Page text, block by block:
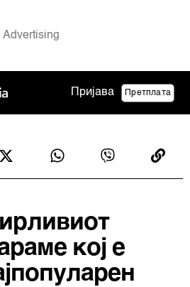
Пријава Претплата
кој е